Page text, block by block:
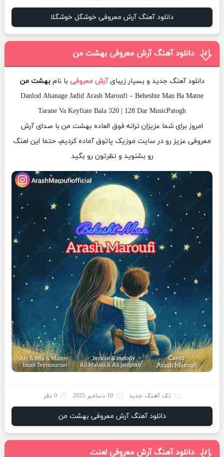
دانلود آهنگ آرش معروفی خوشگل خوشگلا
دانلود آهنگ آرش معروفی بهشت من
دانلود آهنگ جدید و بسیار زیبایآرش معروفی با نامبهشت من
Danlod Ahanage Jadid Arash Maroufi – Beheshte Man Ba Matne
Tarane Va Keyfiate Bala 320 | 128 Dar MusicPatogh
امروز برای شما عزیزان ترانه فوق العاده بهشت من با صدای آرش
معروفی عزیز رو در سایت موزیک پاتوق آماده کردیم، حتما این اهنگ
رو بشنوید و نظرتون رو بگید
تک آهنگ جدید 10 دسامبر 2025 0 نظر
دانلود آهنگ آرش معروفی بهشت من
دانلود آهنگ آرش معروفی لعنت